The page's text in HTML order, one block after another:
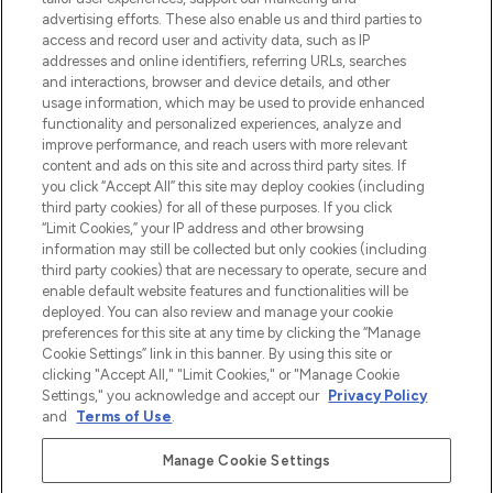
Shop online of via de app, met gratis
verzending vanaf €40.
Cookie-toestemming
Do Not Sell or Share My Personal
Information
HELP & INFORMATIE
BEDRIJFSINFORMATIE
OVER LOOKFANTASTIC
Betaal veilig met
advertising efforts. These also enable us and third parties to
access and record user and activity data, such as IP
addresses and online identifiers, referring URLs, searches
and interactions, browser and device details, and other
usage information, which may be used to provide enhanced
functionality and personalized experiences, analyze and
improve performance, and reach users with more relevant
content and ads on this site and across third party sites. If
you click “Accept All” this site may deploy cookies (including
third party cookies) for all of these purposes. If you click
“Limit Cookies,” your IP address and other browsing
information may still be collected but only cookies (including
third party cookies) that are necessary to operate, secure and
enable default website features and functionalities will be
deployed. You can also review and manage your cookie
preferences for this site at any time by clicking the “Manage
Cookie Settings” link in this banner. By using this site or
clicking "Accept All," "Limit Cookies," or "Manage Cookie
Settings," you acknowledge and accept our Privacy Policy
and
Terms of Use.
Manage Cookie Settings